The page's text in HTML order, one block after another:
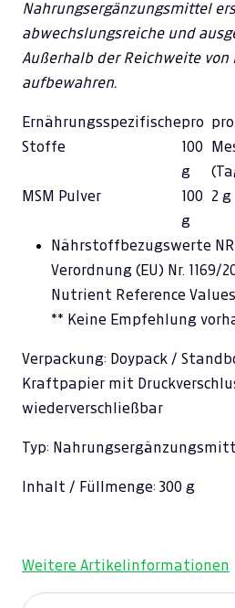
Nahrungsergänzungsmittel
abwechslungsreiche und
Außerhalb der Reichweite
aufbewahren.
Ernährungsspezifische
Stoffe
pro
100
g
MSM Pulver
100
g
2 g
Nährstoffbezugswerte
Verordnung (EU) Nr. 1169/
Nutrient Reference Values
** Keine Empfehlung
Verpackung: Doypack /
Kraftpapier mit
wiederverschließbar
Typ:
Inhalt / Füllmenge: 300 g
Weitere Artikelinformationen